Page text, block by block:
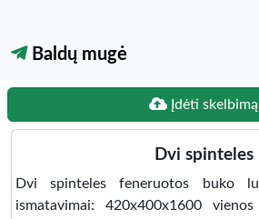
Baldų mugė
Įdėti skelbimą
Dvi spinteles
Dvi spinteles feneruotos buko
ismatavimai: 420x400x1600